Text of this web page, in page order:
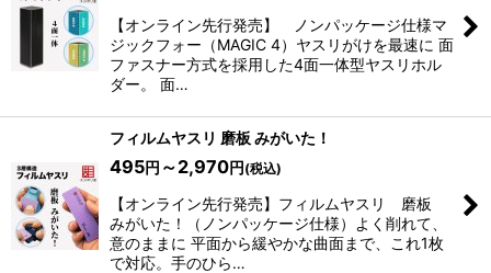
【オンライン先行発売】 ノンパッケージ仕様マ
ジックフォー（MAGIC 4）ヤスリがけを最速に 面
ファスナー方式を採用した4面一体型ヤスリホル
ダー。 面…
フィルムヤスリ 磨板 みがいた！
495円 ～2,970円 (税込)
【オンライン先行発売】フィルムヤスリ 磨板
みがいた！（ノンパッケージ仕様）よく削れて、
意のままに 平面から緩やかな曲面まで、これ1枚
で対応。手のひら…